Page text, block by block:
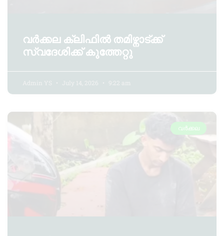
വര്‍ക്കല ക്ലിഫില്‍ തമിഴ്നാട്ക്ക്
സ്വദേശിക്ക് കുത്തേറ്റു
Admin YS July 14, 2026 9:22 am
വർക്കല